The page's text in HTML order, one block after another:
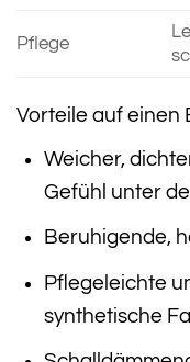
Pflege
Vorteile auf einen
Weicher,
Gefühl unter
Beruhigende,
Pflegeleichte
synthetische